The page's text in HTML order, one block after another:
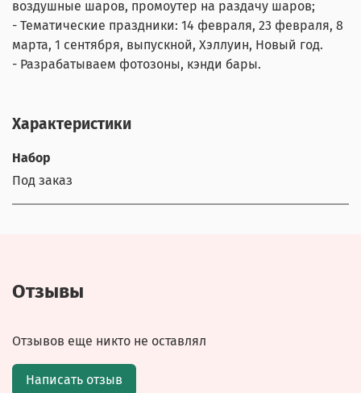
воздушные шаров, промоутер на раздачу шаров;
- Тематические праздники: 14 февраля, 23 февраля, 8
марта, 1 сентября, выпускной, Хэллуин, Новый год.
- Разрабатываем фотозоны, кэнди бары.
Характеристики
Набор
Под заказ
Отзывы
Отзывов еще никто не оставлял
Написать отзыв